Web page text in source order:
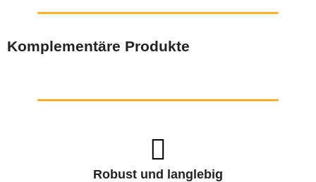
Komplementäre Produkte
Robust und langlebig